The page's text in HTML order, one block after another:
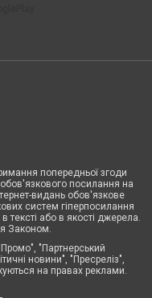
попередньої згоди
посилання на
видань обов'язкове
систем гіперпосилання
тексті або в якості джерела.
Законом.
"Партнерський
новини", "Пресреліз",
на правах реклами.